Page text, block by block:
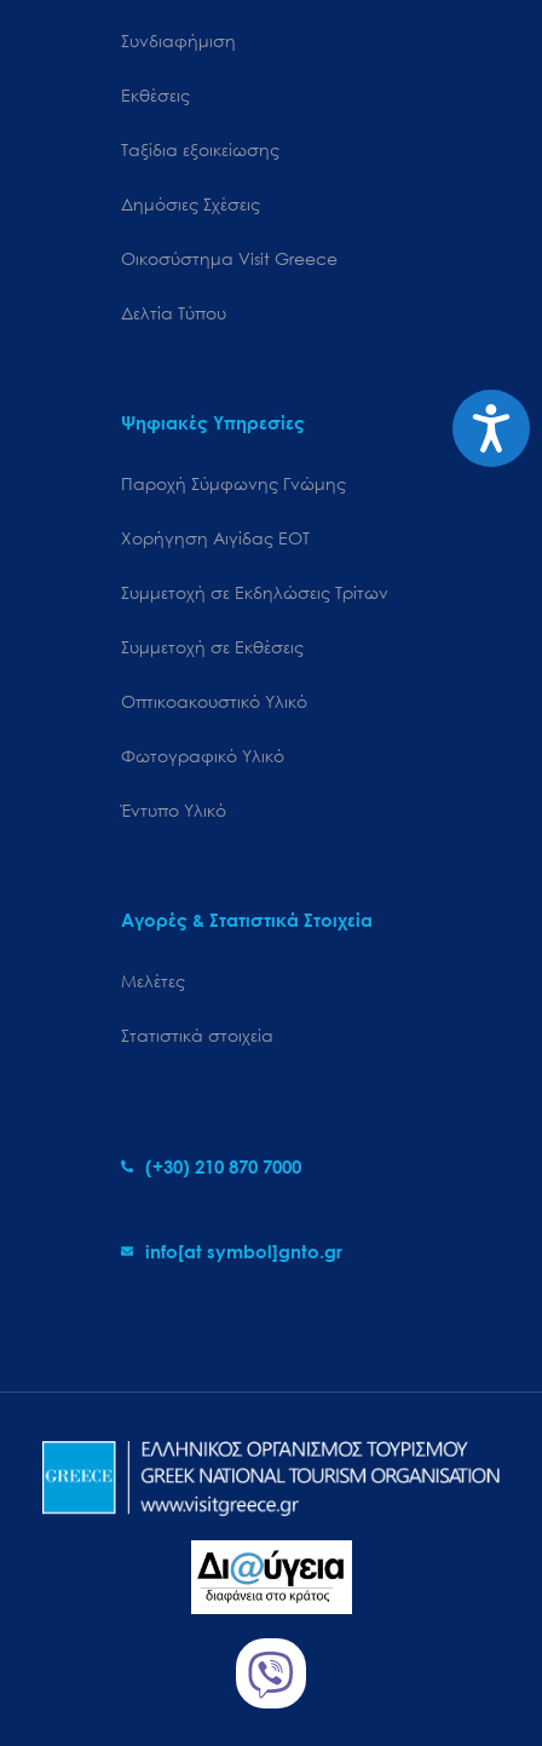
Συνδιαφήμιση
Εκθέσεις
Ταξίδια εξοικείωσης
Δημόσιες Σχέσεις
Oικοσύστημα Visit Greece
Δελτία Τύπου
Ψηφιακές Υπηρεσίες
Παροχή Σύμφωνης Γνώμης
Χορήγηση Αιγίδας ΕΟΤ
Συμμετοχή σε Εκδηλώσεις Τρίτων
Συμμετοχή σε Εκθέσεις
Οπτικοακουστικό Υλικό
Φωτογραφικό Υλικό
Έντυπο Υλικό
Αγορές & Στατιστικά Στοιχεία
Μελέτες
Στατιστικά στοιχεία
(+30) 210 870 7000
info[at symbol]gnto.gr